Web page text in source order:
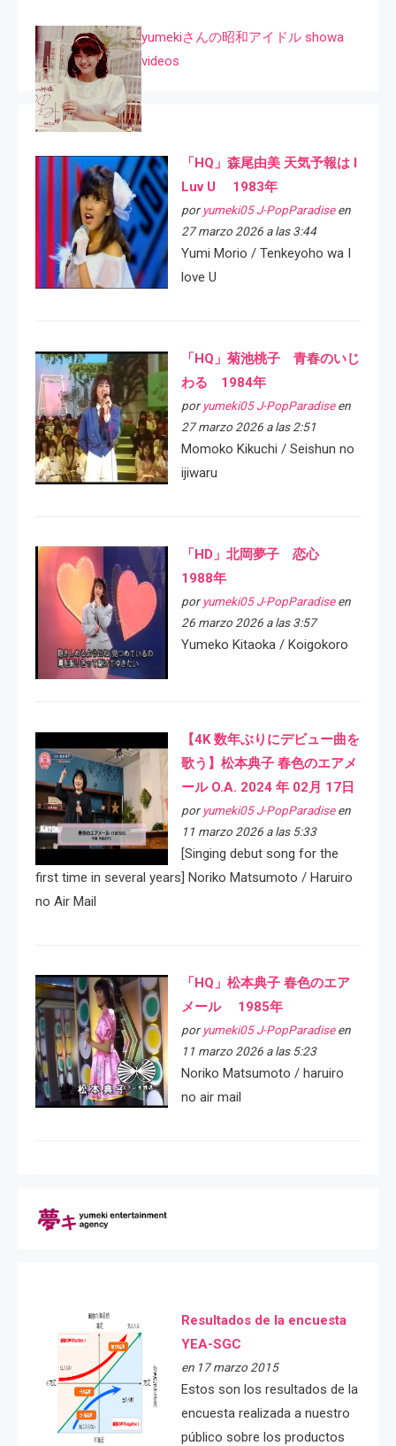
yumekiさんの昭和アイドル showa
videos
「HQ」森尾由美 天気予報は I
Luv U 1983年
por yumeki05 J-PopParadiseen
27 marzo 2026 a las 3:44
Yumi Morio / Tenkeyoho wa I
love U
「HQ」菊池桃子 青春のいじ
わる 1984年
por yumeki05 J-PopParadiseen
27 marzo 2026 a las 2:51
Momoko Kikuchi / Seishun no
ijiwaru
「HD」北岡夢子 恋心
1988年
por yumeki05 J-PopParadiseen
26 marzo 2026 a las 3:57
Yumeko Kitaoka / Koigokoro
【4K 数年ぶりにデビュー曲を
歌う】松本典子 春色のエアメ
ール O.A. 2024 年 02月 17日
por yumeki05 J-PopParadiseen
11 marzo 2026 a las 5:33
[Singing debut song for the
first time in several years] Noriko Matsumoto / Haruiro
no Air Mail
「HQ」松本典子 春色のエア
メール 1985年
por yumeki05 J-PopParadiseen
11 marzo 2026 a las 5:23
Noriko Matsumoto / haruiro
no air mail
Resultados de la encuesta
YEA-SGC
en 17 marzo 2015
Estos son los resultados de la
encuesta realizada a nuestro
público sobre los productos